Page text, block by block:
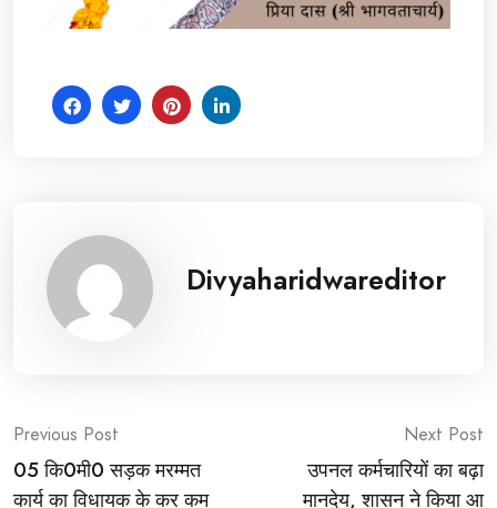
Divyaharidwareditor
Post
navigation
Previous Post
05 कि0मी0 सड़क मरम्मत
कार्य का विधायक के कर कम
Next Post
उपनल कर्मचारियों का बढ़ा
मानदेय, शासन ने किया आ